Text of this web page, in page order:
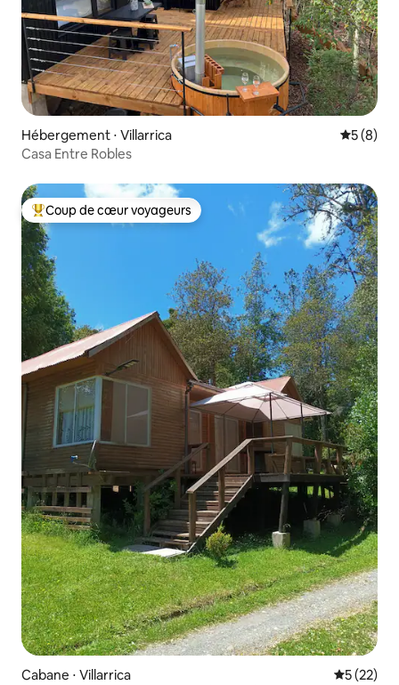
Hébergement ⋅ Villarrica
5 (8)
Casa Entre Robles
Coups de cœur voyageurs les plus appréciés
Coup de cœur voyageurs
Cabane ⋅ Villarrica
5 (22)